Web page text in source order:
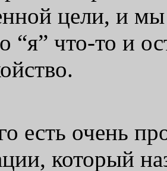
цели, и мы
“я” что-то и
есть очень
который